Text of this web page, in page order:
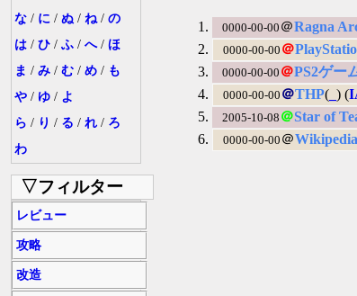
な / に / ぬ / ね / の
は / ひ / ふ / へ/ ほ
ま / み / む / め / も
や / ゆ / よ
ら / り / る / れ / ろ
わ
▽フィルター
レビュー
攻略
改造
0000-00-00 ＠Ragna
0000-00-00 ＠
0000-00-00 ＠PS2ゲー
0000-00-00 ＠THP(_ ) (
2005-10-08 ＠Star of
0000-00-00 ＠Wikipedia